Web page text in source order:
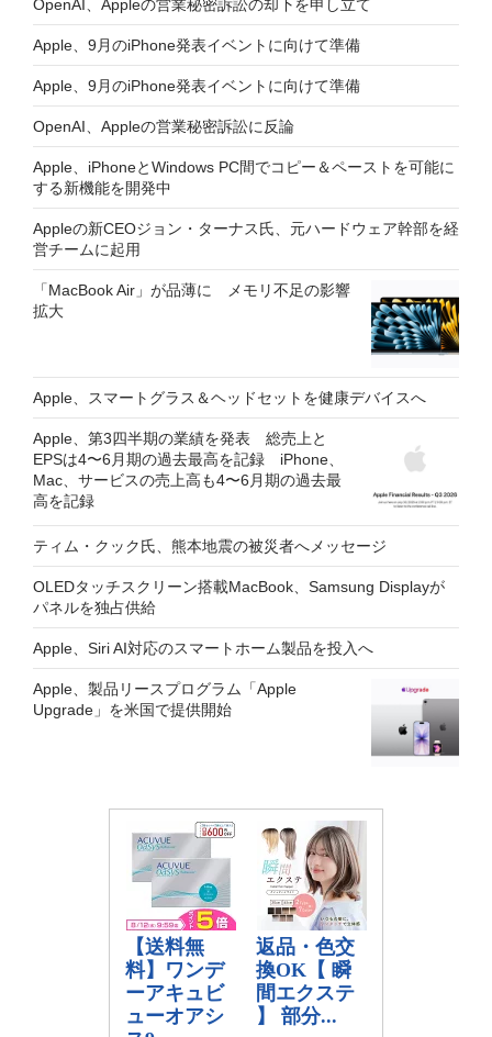
OpenAI、Appleの営業秘密訴訟の却下を申し立て
Apple、9月のiPhone発表イベントに向けて準備
Apple、9月のiPhone発表イベントに向けて準備
OpenAI、Appleの営業秘密訴訟に反論
Apple、iPhoneとWindows PC間でコピー＆ペーストを可能に
する新機能を開発中
Appleの新CEOジョン・ターナス氏、元ハードウェア幹部を経
営チームに起用
「MacBook Air」が品薄に メモリ不足の影響
拡大
Apple、スマートグラス＆ヘッドセットを健康デバイスへ
Apple、第3四半期の業績を発表 総売上と
EPSは4〜6月期の過去最高を記録 iPhone、
Mac、サービスの売上高も4〜6月期の過去最
高を記録
ティム・クック氏、熊本地震の被災者へメッセージ
OLEDタッチスクリーン搭載MacBook、Samsung Displayが
パネルを独占供給
Apple、Siri AI対応のスマートホーム製品を投入へ
Apple、製品リースプログラム「Apple
Upgrade」を米国で提供開始